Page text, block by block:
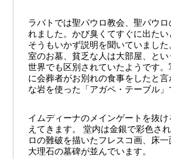
ラバトでは聖パウロ教会、聖パウ
れました。かび臭くてすぐに出た
そうもいかず説明を聞いていまし
室のお墓、貧乏な人は大部屋、と
世界でも区別されていたようです
に会葬者がお別れの食事をしたと言
な岩を使った「アガペ・テーブル」
イムディーナのメインゲートを抜
えてきます。 堂内は金銀で彩色さ
ロの難破を描いたフレスコ画、床
大理石の墓碑が並んでいます。